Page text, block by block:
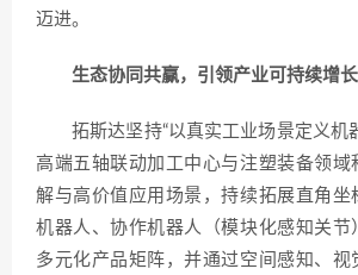
迈进。
生态协同共赢，引领产业可持续增长
拓斯达坚持“以真实工业场景定义机
高端五轴联动加工中心与注塑装备领域
解与高价值应用场景，持续拓展直角坐
机器人、协作机器人（模块化感知关节
多元化产品矩阵，并通过空间感知、视